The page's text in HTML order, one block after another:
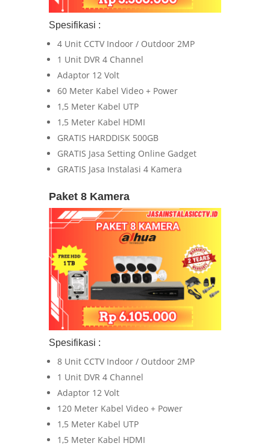
Spesifikasi :
4 Unit CCTV Indoor / Outdoor 2MP
1 Unit DVR 4 Channel
Adaptor 12 Volt
60 Meter Kabel Video + Power
1,5 Meter Kabel UTP
1,5 Meter Kabel HDMI
GRATIS HARDDISK 500GB
GRATIS Jasa Setting Online Gadget
GRATIS Jasa Instalasi 4 Kamera
Paket 8 Kamera
Spesifikasi :
8 Unit CCTV Indoor / Outdoor 2MP
1 Unit DVR 4 Channel
Adaptor 12 Volt
120 Meter Kabel Video + Power
1,5 Meter Kabel UTP
1,5 Meter Kabel HDMI